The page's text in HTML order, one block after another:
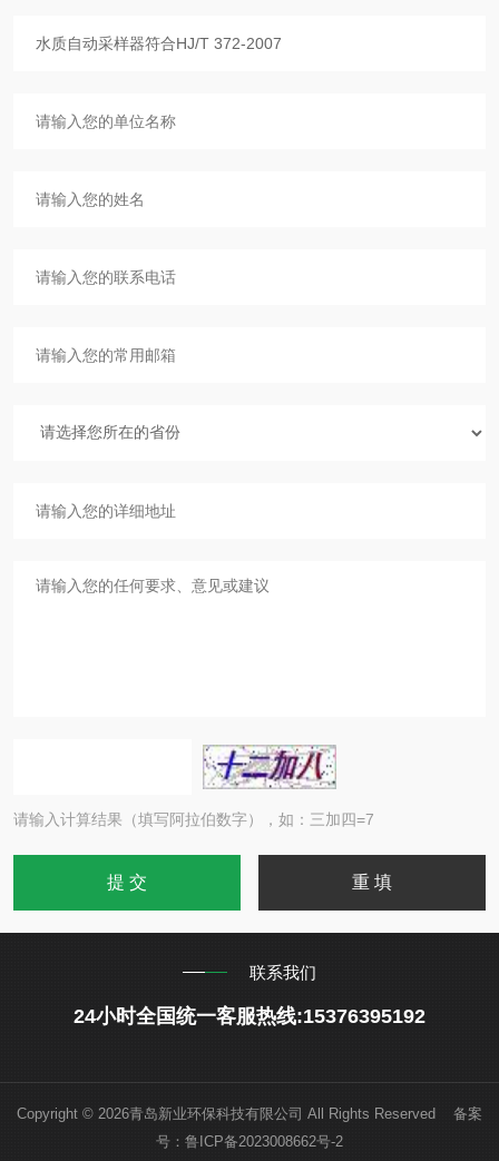
请输入计算结果（填写阿拉伯数字），如：三加四=7
联系我们
24小时全国统一客服热线:15376395192
Copyright © 2026青岛新业环保科技有限公司 All Rights Reserved 备案
号： 鲁ICP备2023008662号-2